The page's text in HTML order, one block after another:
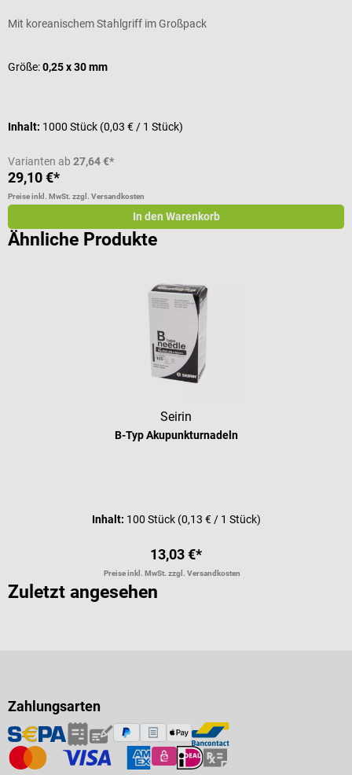
Mit koreanischem Stahlgriff im Großpack
Größe:0,25 x 30 mm
Inhalt: 1000 Stück (0,03 € / 1 Stück)
Varianten ab 27,64 €*
29,10 €*
Preise inkl. MwSt. zzgl. Versandkosten
In den Warenkorb
Ähnliche Produkte
Seirin
B-Typ Akupunkturnadeln
Inhalt: 100 Stück (0,13 € / 1 Stück)
13,03 €*
Preise inkl. MwSt. zzgl. Versandkosten
Zuletzt angesehen
Zahlungsarten